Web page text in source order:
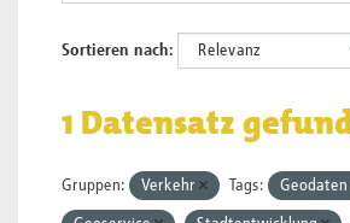
Sortieren nach
1 Datensatz
Gruppen: Verkehr Tags: Geodaten